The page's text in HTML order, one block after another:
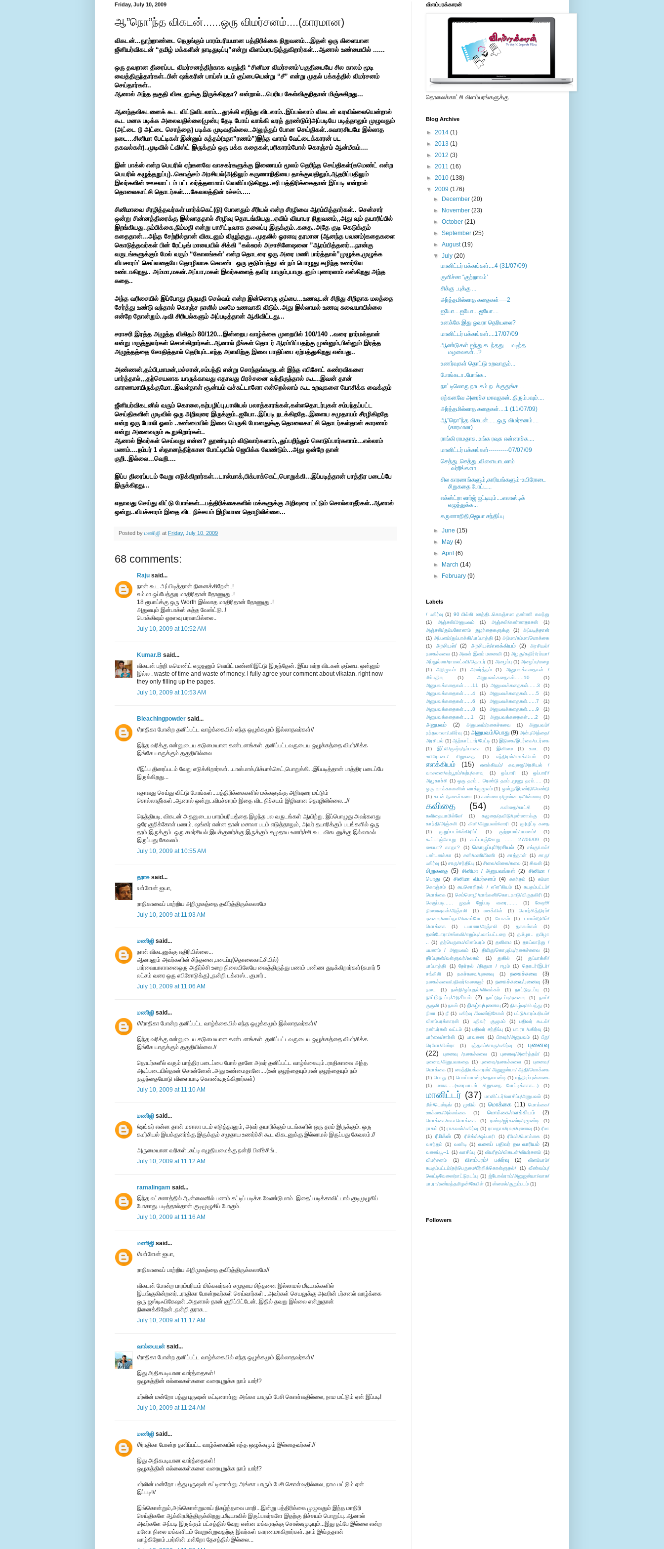
Friday, July 10, 2009
ஆ”நொ”ந்த விகடன்......ஒரு விமர்சனம்....(காரமான)
விகடன்...நூற்றாண்டை நெருங்கும் பாரம்பரியமான பத்திரிக்கை நிறுவனம்...இதன் ஒரு கிளையான
ஜீனியர்விகடன் “தமிழ் மக்களின் நாடிதுடிப்பு”என்று விளம்பரபடுத்துகிறார்கள்...ஆனால் உண்மையில் ......
ஒரு தவறான திரைப்பட விமர்சனத்திற்காக வருந்தி “சினிமா விமர்சனம்’பகுதியையே சில காலம் மூடி
வைத்திருந்தார்கள்..பின் ஷங்கரின் பாய்ஸ் படம் குப்பையென்று “சீ” என்று முதல் பக்கத்தில் விமர்சனம்
செய்தார்கள்..
ஆனால் அந்த தகுதி விகடனுக்கு இருக்கிறதா? என்றால்...பெரிய கேள்விகுறிதான் மிஞ்சுகிறது...
ஆனந்தவிகடனைக் கூட விட்டுவிடலாம்...தூக்கி எறிந்து விடலாம்..இப்பல்லாம் விகடன் வரவில்லையென்றால்
கூட மனசு படிக்க அலைவதில்லை(முன்பு தேடி போய் வாங்கி வரத் தூண்டும்)அப்படியே படித்தாலும் முழுவதும்
(அட்டை டூ அட்டை சொத்தை) படிக்க முடிவதில்லை..அலுத்துப் போன செய்திகள்..சுவாரசியமே இல்லாத
நடை...சினிமா பேட்டிகள் இன்னும் சுத்தம்(உதா”ரணம்”)இந்த வாரம் வேட்டைக்காரன் பட
தகவல்கள்)..முடிவில் ட்விஸ்ட் இருக்கும் ஒரு பக்க கதைகள்,பரிகாரம்போல் கொஞ்சம் ஆன்மீகம்....
இன் பாக்ஸ் என்ற பெயரில் ஏற்கனவே வாசகர்களுக்கு இணையம் மூலம் தெரிந்த செய்திகள்(கமெண்ட் என்ற
பெயரில் கழுத்தறுப்பு)..கொஞ்சம் அரசியல்(அதிலும் கருணாநிதியை தாக்குவதிலும்,ஆதரிப்பதிலும்
இவர்களின் ஊசலாட்டம் பட்டவர்த்தனமாய் வெளிப்படுகிறது..சரி பத்திரிக்கைதான் இப்படி என்றால்
தொலைகாட்சி தொடர்கள்....கேவலத்தின் உச்சம்.....
சினிமாவை சீரழித்தவர்கள் மார்க்கெட்(டு) போனதும் சீரியல் என்ற சீரழிவை ஆரம்பித்தார்கள்.. சென்சார்
ஒன்று சின்னத்திரைக்கு இல்லாததால் சீரழிவு தொடங்கியது..ஏவிம் வியாபர நிறுவனம்,,அது வும் தயாரிப்பில்
இறங்கியது..நம்பிக்கை,நிம்மதி என்று பாசிட்டிவாக தலைப்பு இருக்கும்..கதை..அதே குடி கெடுக்கும்
கதைதான்...அந்த சேற்றில்தான் விகடனும் விழுந்தது...முதலில் ஓரளவு தரமான (ஆனந்த பவனம்)கதைகளை
கொடுத்தவர்கள் பின் ரேட்டிங் மாயையில் சிக்கி ”கல்சுரல் அசாசினேஷனை ”ஆரம்பித்தனர்...நான்கு
வருடங்களுக்கும் மேல் வரும் “கோலங்கள்’ என்ற தொடரை ஒரு அரை மணி பார்த்தால்”முழுக்க,முழுக்க
விபசாரம்’ செய்வதையே தொழிலாக கொண்ட ஒரு குடும்பத்துடன் நம் பொழுது கழிந்த உணர்வே
உண்டாகிறது.. அம்மா,மகன்.அப்பா,மகள் இவர்களைத் தவிர யாரும்,யாருடனும் புணரலாம் என்கிறது அந்த
கதை..
அந்த வரிசையில் இப்போது திருமதி செல்வம் என்ற இன்னொரு குப்பை...உணவுடன் சிறிது சிறிதாக மலத்தை
சேர்த்து உண்டு வந்தால் கொஞ்ச நாளில் மலமே உணவாகி விடும்..அது இல்லாமல் உணவு சுவையாயில்லை
என்றே தோன்றும்..டிவி சிரியல்களும் அப்படித்தான் ஆகிவிட்டது...
சராசரி இரத்த அழுத்த விகிதம் 80/120...இன்றைய வாழ்க்கை முறையில் 100/140 ..வரை நார்மல்தான்
என்று மருத்துவர்கள் சொல்கிறார்கள்..ஆனால் நீங்கள் தொடர் ஆரம்பிப்பதற்கு முன்னும்,பின்னும் இரத்த
அழுத்தத்தை சோதித்தால் தெரியும்..எந்த அளவிற்கு இவை பாதிப்பை ஏற்பத்துகிறது என்பது..
அண்ணன்,தம்பி,மாமன்,மச்சான்,சம்பந்தி என்று சொந்தங்களுடன் இந்த எபிசோட் கண்ரவிகளை
பார்த்தால்,,,தற்செயலாக யாருக்காவது எதாவது பிரச்சனை வந்திருந்தால் கூட..இவன் தான்
காரணமாயிருக்குமோ..இவள்தாள் சூன்யம் வச்சுட்டாளோ என்றெல்லாம் கூட உறவுகளை யோசிக்க வைக்கும்
ஜீனியர்விகடனில் வரும் கொலை,கற்பழிப்பு,பாலியல் பலாத்காரங்கள்,கள்ளதொடர்புகள் சம்பந்தப்பட்ட
செய்திகளின் முடிவில் ஒரு அறிவுரை இருக்கும்..ஐயோ..இப்படி நடக்கிறதே..இளைய சமுதாயம் சீரழிகிறதே
என்ற ஒரு போலி ஓலம் ..உண்மையில் இவை பெருகி போனதுக்கு தொலைகாட்சி தொடர்கள்தான் காரணம்
என்று அனைவரும் கூறுகிறார்கள்..
ஆனால் இவர்கள் செய்வது என்ன? தூண்டியும் விடுவார்களாம்,,துப்பறிந்தும் கொடுப்பார்களாம்...எல்லாம்
பணம்....நம்பர் 1 ஸ்தானத்திற்கான போட்டியில் ஜெயிக்க வேண்டும்...அது ஒன்றே தான்
குறி..இல்லை...வெறி....
இப்ப திரைப்படம் வேறு எடுக்கிறார்கள்...டாஸ்மாக்,பிக்பாக்கெட்,பொறுக்கி...இப்படித்தான் பாத்திர படைப்பே
இருக்கிறது...
எதாவது செய்து விட்டு போங்கள்...பத்திரிக்கைகளில் மக்களுக்கு அறிவுரை மட்டும் சொல்லாதீர்கள்..ஆனால்
ஒன்று..விபச்சாரம் இதை விட நிச்சயம் இழிவான தொழிலில்லை...
Posted by மணிஜி at Friday, July 10, 2009
68 comments:
Raju said...
நான் கூட அப்பிடித்தான் நினைக்கிறேன்..!
சும்மா ஒப்பேத்துற மாதிரிதான் தோணுது..!
18 ரூபாய்க்கு ஒரு Worth இல்லாத மாதிரிதான் தோணுது..!
அதுலயும் இன்பாக்ஸ் சுத்த வேஸ்ட்டு..!
பொக்கிஷம் ஓரளவு பரவாயில்லை..
July 10, 2009 at 10:52 AM
Kumar.B said...
விகடன் பற்றி கமெண்ட் எழுதனும் வெயிட் பண்ணிஇட்டு இருந்தேன். இப்ப வர்ற விடகன் குப்பை. ஒன்னும்
இல்ல . waste of time and waste of money. i fully agree your comment about vikatan. right now
they only filling up the pages.
July 10, 2009 at 10:53 AM
Bleachingpowder said...
//ராதிகா போன்ற தனிப்பட்ட வாழ்க்கையில் எந்த ஒழுக்கமும் இல்லாதவர்கள்//
இந்த வரிக்கு என்னுடைய கடுமையான கண்டனங்கள். தனிப்பட்டவருடைய ஒழுக்கத்தை விமர்சிக்க
இங்கே யாருக்கும் தகுதியில்லை.
//இப்ப திரைப்படம் வேறு எடுக்கிறார்கள்...டாஸ்மாக்,பிக்பாக்கெட்,பொறுக்கி...இப்படித்தான் பாத்திர படைப்பே
இருக்கிறது...
எதாவது செய்து விட்டு போங்கள்...பத்திரிக்கைகளில் மக்களுக்கு அறிவுரை மட்டும்
சொல்லாதீர்கள்..ஆனால் ஒன்று..விபச்சாரம் இதை விட நிச்சயம் இழிவான தொழிலில்லை...//
நெத்தியடி. விகடன் அதனுடைய பாரம்பரியத்தை இழந்த பல வருடங்கள் ஆயிற்று. இப்பொழுது அவர்களது
ஒரே குறிக்கோள் பணம். ஷங்கர் என்ன தான் மசாலா படம் எடுத்தாலும், அவர் தயாரிக்கும் படங்களில் ஒரு
தரம் இருக்கும். ஒரு கமர்சியல் இயக்குனர்க்கு இருக்கும் சமுதாய உணர்ச்சி கூட விகடனுக்கு இல்லாமல்
இருப்பது கேவலம்.
July 10, 2009 at 10:55 AM
தராசு said...
உள்ளேன் ஐயா,
ராதிகாவைப் பாற்றிய அறிமுகத்தை தவிர்த்திருக்கலாமே
July 10, 2009 at 11:03 AM
மணிஜி said...
நான் விகடனுக்கு எதிரியில்லை...
ஆனாலும் அவர்களின் சிந்தனை,படைப்பு(தொலைகாட்சியில்)
பார்வையாளானைஒரு அதிர்ச்சி உறை நிலையிலேயே வைத்திருந்து பணம் பண்ண துடிக்கிறார்கள்(சுமார் 5
லட்சம் வரை ஒரு எபிசோடுக்கு),,நன்றி டக்ளஸ்.. குமார்..
July 10, 2009 at 11:06 AM
மணிஜி said...
////ராதிகா போன்ற தனிப்பட்ட வாழ்க்கையில் எந்த ஒழுக்கமும் இல்லாதவர்கள்//
இந்த வரிக்கு என்னுடைய கடுமையான கண்டனங்கள். தனிப்பட்டவருடைய ஒழுக்கத்தை விமர்சிக்க
இங்கே யாருக்கும் தகுதியில்லை.//
தொடர்களீல் வரும் பாத்திர படைப்பை போல் தானே அவர் தனிப்பட்ட வாழ்க்கையும்..ராதிகாவை அந்த
அடிப்படையில்தான் சொன்னேன்..அது உண்மைதானே....(உன் குழந்தையும்,என் குழந்தையும் நம்
குழந்தையோடு விளையாடி கொண்டிருக்கிறார்கள்)
July 10, 2009 at 11:10 AM
மணிஜி said...
/ஷங்கர் என்ன தான் மசாலா படம் எடுத்தாலும், அவர் தயாரிக்கும் படங்களில் ஒரு தரம் இருக்கும். ஒரு
கமர்சியல் இயக்குனர்க்கு இருக்கும் சமுதாய உணர்ச்சி கூட விகடனுக்கு இல்லாமல் இருப்பது கேவலம்.//
அருமையான வரிகள்..சுட்டி எழுதியமைக்கு நன்றி பிளீச்சிங்..
July 10, 2009 at 11:12 AM
ramalingam said...
இந்த லட்சணத்தில் ஆன்லைனில் பணம் கட்டிப் படிக்க வேண்டுமாம். இதைப் படிக்காவிட்டால் குடிமுழுகிப்
போகாது. படித்தால்தான் குடிமுழுகிப் போகும்.
July 10, 2009 at 11:16 AM
மணிஜி said...
//உள்ளேன் ஐயா,
ராதிகாவைப் பாற்றிய அறிமுகத்தை தவிர்த்திருக்கலாமே//
விகடன் போன்ற பாரம்பரியம் மிக்கவர்கள் சமுதாய சிந்தனை இல்லாமல் மீடியாக்களில்
இயங்குகின்றனர்...ராதிகா போன்றவர்கள் செய்வார்கள்...அவர்கள் செயலுக்கு அவரின் பர்சனல் வாழ்க்கை
ஒரு ஜஸ்டிஃபிகேஷன்..அதனால் தான் குறிப்பிட்டேன்..இதில் தவறு இல்லை என்றுதான்
நினைக்கிறேன்..நன்றி தராசு...
July 10, 2009 at 11:17 AM
வால்பையன் said...
//ராதிகா போன்ற தனிப்பட்ட வாழ்க்கையில் எந்த ஒழுக்கமும் இல்லாதவர்கள்//
இது அதிகபடியான வார்த்தைகள்!
ஒழுகத்தின் எல்லைகள்களை வரையுறுக்க நாம் யார்!?
மர்லின் மன்றோ பத்து புருஷன் கட்டினாள்னு அங்கா யாரும் பேசி கொள்வதில்லை, நாம மட்டும் ஏன் இப்படி!
July 10, 2009 at 11:24 AM
மணிஜி said...
///ராதிகா போன்ற தனிப்பட்ட வாழ்க்கையில் எந்த ஒழுக்கமும் இல்லாதவர்கள்//
இது அதிகபடியான வார்த்தைகள்!
ஒழுகத்தின் எல்லைகள்களை வரையுறுக்க நாம் யார்!?
மர்லின் மன்றோ பத்து புருஷன் கட்டினாள்னு அங்கா யாரும் பேசி கொள்வதில்லை, நாம மட்டும் ஏன்
இப்படி!//
இங்கொன்றும்,அங்கொன்றுமாய் நிகழ்ந்தவை மாறி...இன்று பத்திரிக்கை முழுவதும் இந்த மாதிரி
செய்திகளே ஆக்கிரமித்திருக்கிறது..மீடியாவில் இருப்பவர்களே இதற்கு நிச்சயம் பொறுப்பு..ஆனால்
அவர்களே அப்படி இருக்கும் பட்சத்தில் வேறு என்ன மக்களுக்கு சொல்லமுடியும்...இது தப்பே இல்லை என்ற
மனோ நிலை மக்களிடம் வேறுன்றுவதற்கு இவர்கள் காரணமாகிறார்கள்..நாம் இங்குதான்
வாழ்கிறோம்..மர்லின் மன்றோ தேசத்தில் இல்லை...
விளம்பரக்காரன்
தொலைக்காட்சி விளம்பரங்களுக்கு
Blog Archive
► 2014 (1)
► 2013 (1)
► 2012 (3)
► 2011 (16)
► 2010 (138)
▼ 2009 (176)
►
December(20)
►
November(23)
►October(21)
►September(25)
►August(19)
▼July(20)
மானிட்டர் பக்கங்கள்....4 (31/07/09)
குளிச்சா “குற்றாலம்’
சிக்கு ..புக்கு ...
அர்த்தமில்லாத கதைகள்----2
ஐயோ....ஐயோ....ஐயோ....
உனக்கே இது ஓவரா தெரியலை?
மானிட்டர் பக்கங்கள்....17/07/09
ஆண்டுகள் ஐந்து கடந்தது.....மடிந்த
மழலைகள்...?
உணர்வுகள் தொட்டு உறவாகும்...
போங்கடா..போங்க..
நாட்டிலொரு நாடகம் நடக்குதுங்க.....
ஏற்கனவே அரைச்ச மாவுதான்..திரும்பவும்....
அர்த்தமில்லாத கதைகள்....1 (11/07/09)
ஆ”நொ”ந்த விகடன்......ஒரு விமர்சனம்....
(காரமான)
ராங்கி ராமதாசு..உங்க ரவுசு என்னாச்சு....
மானிட்டர் பக்கங்கள்----------07/07/09
செத்து..செத்து..விளையாடலாம்
..வர்ரீங்களா....
சில காரணங்களும்,காரியங்களும்-உயிரோடை
சிறுகதை போட்ட...
எக்ஸ்ட்ரா லார்ஜ் ஜட்டியும்....எலாஸ்டிக்
எழுத்துக்க...
கருணாநிதி,ஜெயா சந்திப்பு
►June(15)
►
May(4)
►April(6)
►
March(14)
►
February(9)
Labels
/ பகிர்வு (1) 90 மில்லி ஊத்தி..கொஞ்சமா தண்ணி கலந்து
(1)
அஞ்சலி/அனுபவம் (1) அஞ்சலி/கண்ணதாசன்
(1)
அஞ்சலி/கும்பகோணம் குழந்தைகளுக்கு
(1)
அப்படித்தான்
(1) அப்பளம்/துப்பாக்கி/பாப்பாத்தி (1) அம்மா/சும்மா/மொக்கை
(1)
அரசியல்/ (2) அரசியல்/எளக்கியம் (2)
அரசியல்/
நகைச்சுவை (1) அவள் இளம் மனைவி (1) அழகு/கதிர்/ரம்யா/
அப்துல்லா/ராமலட்சுமி/தொடர் (1) அழைப்பு (1) அழைப்பு/மழை
(1)
அறிமுகம் (1) அனர்த்தம் (1)
அனுபவக்கதைகள் /
மீள்பதிவு
(1) அனுபவக்கதைகள்......10
(1)
அனுபவக்கதைகள்......11
(1) அனுபவக்கதைகள்......3
(1)
அனுபவக்கதைகள்......4
(1) அனுபவக்கதைகள்......5
(1)
அனுபவக்கதைகள்......6
(1) அனுபவக்கதைகள்......7
(1)
அனுபவக்கதைகள்......8
(1) அனுபவக்கதைகள்......9
(1)
அனுபவக்கதைகள்.....1
(1) அனுபவக்கதைகள்.....2 (1)
அனுபவம் (2) அனுபவம்/நகைச்சுவை (1)
அனுபவம்/
நந்தலாலா/பகிர்வு (1) அனுபவம்/பொது (9) அன்பு/அத்தை/
அரசியல் (1) ஆற்காட்டார்/பேட்டி (1) இடுகை/இடர்கை/படர்கை
(1)
இட்லி/குஷ்பு/நப்பாசை (1) இனிமை (1) உடை
(1)
உயிரோடை/ சிறுகதை
(1) எந்திரன்/எளக்கியம் (1)
எளக்கியம் (15)
எளக்கியம்/ கவுஜை/அரசியல் /
வாசனை/கற்பூரம்/கற்பு/களவு
(1) ஒப்பாரி (1)
ஒப்பாரி/
அழுகாச்சி (1) ஒரு தரம்... ரெண்டு தரம்..மூணு தரம்..... (1)
ஒரு வாக்காளனின் வாக்குமூலம் (1) ஒன்று/இரண்டு/பெண்டு
(1) கடன் /நகைச்சுவை (1) கண்ணாடி/முன்னாடி/பின்னாடி (1)
கவிதை (54) கவிதை/காட்சி
(1)
கவிதையாமில்லே/
(1) கழுதை/தவிடு/புண்ணாக்கு
(1)
காந்தி/அஞ்சலி (1) கிளி/அனுபவம்/லாரி (1) கு(பு)ட்டி கதை
(1)
குறும்படம்/ஸ்கிரிப்ட் (1) குற்றாலம்/பயணம்/
(1)
கூட்டாஞ்சோறு
(1) கூட்டாஞ்சோறு ...... 27/06/09
(1)
கையா? காதா?
(1) கொழுப்பு/அரசியல் (2)
சங்கு/பால்/
டண்டனக்கா
(1) சனி/மணி/பிணி (1) சாத்தான் (1) சாரு/
பகிர்வு (1) சாரு/சந்திப்பு (1) சிலை/விலை/கலை (1) சிவன் (1)
சிறுகதை (5) சினிமா / அனுபவங்கள் (2)
சினிமா /
பொது (2) சினிமா விமர்சனம் (4) சுகந்தம் (1)
சும்மா
கொஞ்சம் (1) சுயசொறிதல் / எ”ள”கியம் (1) சுயதம்பட்டம்/
மொக்கை (1) செம்மொழி/மாங்கனி/கொடநாடு/விருதகிரி (1)
செருப்படி...... முதல் ஜேப்படி வரை.......
(1)
சேஷூ/
நினைவுகள்/அஞ்சலி
(1) சைக்கிள் (1)
சொற்சித்திரம்/
புனைவு/வாய்தா/சிவசம்போ
(1) சோகம் (1)
டமால்/டுமீல்/
மொக்கை
(1) டயானா/அஞ்சலி (1) தகவல்கள்
(1)
தண்டோரா/சங்கவி/எறும்பு/பலாப்பட்டறை (1) தமிழா.. தமிழா
.. (1) தற்பெருமை/விளம்பரம் (1) தனிமை (1) தாய்லாந்து /
பயணம் / அனுபவம்
(1) திமிரு/கொழுப்பு/நகைச்சுவை
(1)
தீர்ப்புகள்/வள்ளுவர்/உலகம்
(1) துகில் (1)
துப்பாக்கி/
பாப்பாத்தி
(1) தேர்தல் /திருமா / ஈழம் (1)
தொடர்/இடர்/
சங்கிலி
(1) நகச்சுவை/புனைவு (1) நகைச்சுவை (3)
நகைச்சுவை/பதிவர்/கலைஞர் (1) நகைச்சுவை/புனைவு (3)
நடை (1) நன்றி/ஒப்புதல்/விளக்கம் (1) நாட்டுநடப்பு (1)
நாட்டுநடப்பு/அரசியல் (2) நாட்டுநடப்பு/புனைவு (1)
நாய்/
குருவி (1) நான் (1) நிகழ்வு/புனைவு (2) நிகழ்வு/விபத்து (1)
நிலா (1) நீ (1) பகிர்வு /வேண்டுகோள் (1) பட்டு/பாரம்பரியம்/
விளம்பரக்காரன்
(1) பதிவர் குழுமம் (1)
பதிவர் கூடல்/
நண்பர்கள் வட்டம் (1) பதிவர் சந்திப்பு (1) பா.ரா /பகிர்வு (1)
பார்வை/சார்லி
(1) பாவனை (1) பிரஷர்/அனுபவம் (1) பீரு/
ரெமோ/கிஸ்ரா
(1) புத்தகம்/சாரு/பகிர்வு (1)
புனைவு
(22)
புனைவு /நகைச்சுவை (1) புனைவு/அனர்த்தம்/
(1)
புனைவு/அனுபவகதை (1) புனைவு/நகைச்சுவை (1) புனைவு/
மொக்கை (1) பைத்தியக்காரன்/ அனுஜன்யா/ ஆதி/மொக்கை
(1) பொது (1) பொய்யாண்டி/நையாண்டி (1) மந்திரப்புன்னகை
(1)
மனசு.....(உரையாடல் சிறுகதை போட்டிக்காக...) (1)
மானிட்டர் (37) மானிட்டர்/வாசிப்பு/அனுபவம் (1)
மீள்/டெஸ்டிங் (1) முகில் (1) மொக்கை (11) மொக்கை/
ஊக்கை/அல்லக்கை
(1) மொக்கை/எளக்கியம் (2)
மொக்கை/மகாமொக்கை (1) ரண்டி/ஜர்கண்டி/ஏமூண்டி
(1)
ராகம் (1) ராகவன்/பகிர்வு (1) ராமதாசு/ரவுசு/புனைவு (1) ரீமா
(1)
ரீமிக்ஸ் (3) ரீமிக்ஸ்/ஒப்பாரி (1) ரீமேக்/மொக்கை
(1)
வசந்தம் (1) வண்டி (1) வலைப் பதிவர் நல வாரியம் (2)
வலைப்பூ--1 (1) வாசிப்பு (1) விபரீதம்/விகடன்/விமர்சனம் (1)
விமர்சனம்
(1) விளம்பரம்/ பகிர்வு (2)
விளம்பரம்/
சுயதம்பட்டம்/தற்பெருமை/பீற்றிக்கொள்ளுதல்/
(1) வீண்வம்பு/
வெட்டிவேலை/நாட்டுநடப்பு (1) ஜ்யோவ்ராம்/அனுஜன்யா/வாசு/
பா.ரா/உண்மத்தமிழன்/கேபிள் (1) ஸ்மைல்/குறும்படம் (1)
Followers